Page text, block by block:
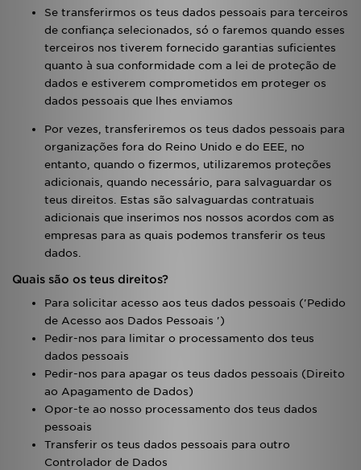
Se transferirmos os teus dados pessoais para terceiros
de confiança selecionados, só o faremos quando esses
terceiros nos tiverem fornecido garantias suficientes
quanto à sua conformidade com a lei de proteção de
dados e estiverem comprometidos em proteger os
dados pessoais que lhes enviamos
Por vezes, transferiremos os teus dados pessoais para
organizações fora do Reino Unido e do EEE, no
entanto, quando o fizermos, utilizaremos proteções
adicionais, quando necessário, para salvaguardar os
teus direitos. Estas são salvaguardas contratuais
adicionais que inserimos nos nossos acordos com as
empresas para as quais podemos transferir os teus
dados.
Quais são os teus direitos?
Para solicitar acesso aos teus dados pessoais ('Pedido
de Acesso aos Dados Pessoais ')
Pedir-nos para limitar o processamento dos teus
dados pessoais
Pedir-nos para apagar os teus dados pessoais (Direito
ao Apagamento de Dados)
Opor-te ao nosso processamento dos teus dados
pessoais
Transferir os teus dados pessoais para outro
Controlador de Dados